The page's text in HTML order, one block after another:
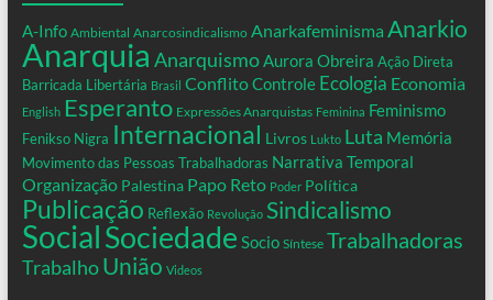
A-Info Ambiental Anarcosindicalismo Anarkafeminisma Anarkio
Anarquia AnarquismoAurora Obreira Ação Direta
Barricada Libertária Brasil ConflitoControle Ecologia Economia
English Esperanto Expressões Anarquistas Feminina Feminismo
Fenikso Nigra Internacional Livros Lukto Luta Memória
Movimento das Pessoas Trabalhadoras Narrativa Temporal
Organização Palestina Papo Reto Poder Política
Publicação Reflexão Revolução Sindicalismo
SocialSociedade Socio Síntese Trabalhadoras
Trabalho União Videos